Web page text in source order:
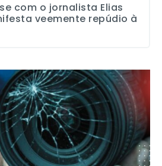
com o jornalista Elias
veemente repúdio à
de assistência e prevenção